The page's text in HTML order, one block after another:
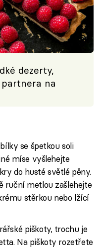
dezerty,
na
se špetkou soli
míse vyšlehejte
do husté světlé pěny.
ruční metlou zašlehejte
stěrkou nebo lžící
piškoty, trochu je
Na piškoty rozetřete